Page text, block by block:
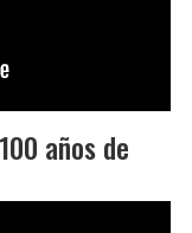
años de